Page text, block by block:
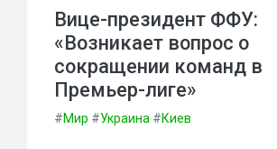
Вице-президент ФФУ:
«Возникает вопрос о
сокращении команд в
Премьер-лиге»
#Мир #Украина #Киев